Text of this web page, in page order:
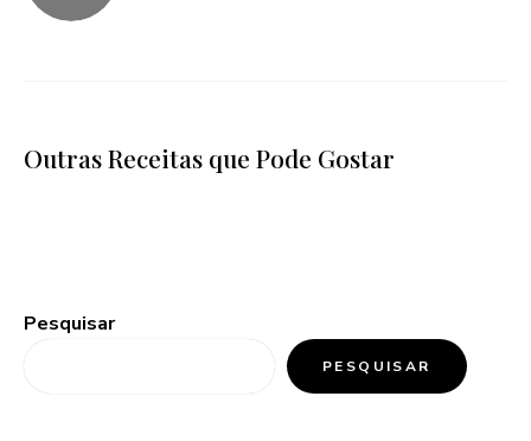
Outras Receitas que Pode Gostar
Pesquisar
PESQUISAR